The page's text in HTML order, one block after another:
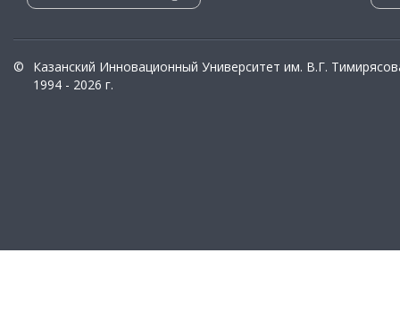
©
Казанский Инновационный Университет им. В.Г.
1994 - 2026 г.